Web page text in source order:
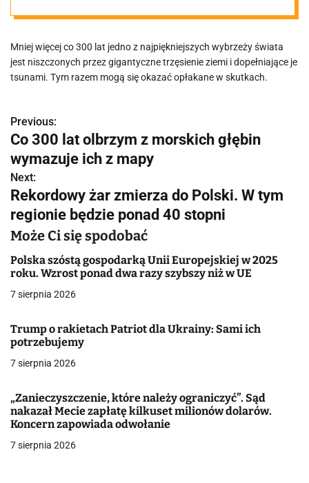
sekret
Mniej więcej co 300 lat jedno z najpiękniejszych wybrzeży świata
jest niszczonych przez gigantyczne trzęsienie ziemi i dopełniające je
tsunami. Tym razem mogą się okazać opłakane w skutkach.
N
a
w
i
g
a
c
a
w
i
s
Previous:
Co 300 lat olbrzym z morskich głębin
wymazuje ich z mapy
Next:
Rekordowy żar zmierza do Polski. W tym
regionie będzie ponad 40 stopni
Może Ci się spodobać
Polska szóstą gospodarką Unii Europejskiej w 2025
roku. Wzrost ponad dwa razy szybszy niż w UE
7 sierpnia 2026
Trump o rakietach Patriot dla Ukrainy: Sami ich
potrzebujemy
7 sierpnia 2026
„Zanieczyszczenie, które należy ograniczyć”. Sąd
nakazał Mecie zapłatę kilkuset milionów dolarów.
Koncern zapowiada odwołanie
7 sierpnia 2026